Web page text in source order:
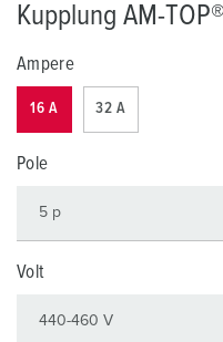
Kupplung AM-
Ampere
16 A 32 A
Pole
Volt